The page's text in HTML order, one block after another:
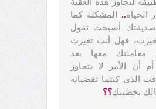
الحياة.. المشكلة كما
أصبحت تقول
فهل أنتِ تغيرتِ
معاملتك معها بعد
أم أن الأمر لا يتجاوز
الذي كنتما تقضيانه
بخطيبك؟؟